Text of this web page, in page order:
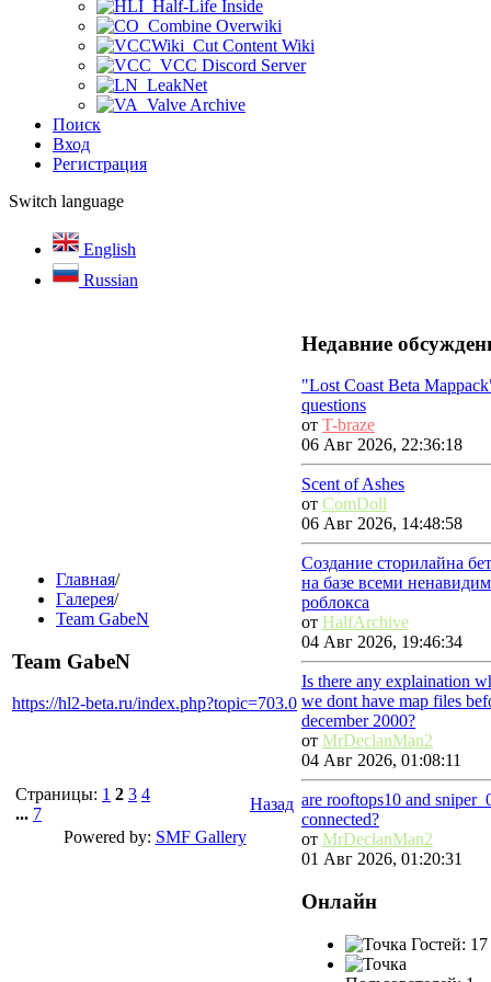
Half-Life Inside
Combine Overwiki
Cut Content Wiki
VCC Discord Server
LeakNet
Valve Archive
Поиск
Вход
Регистрация
Switch language
English
Russian
Главная/
Галерея/
Team GabeN
Team GabeN
https://hl2-beta.ru/index.php?topic=703.0
Страницы: 1 2 3 4
... 7
Назад
Powered by: SMF Gallery
Недавние
"Lost Coast Beta
questions
от T-braze
06 Авг 2026, 22:36:18
Scent of Ashes
от ComDoll
06 Авг 2026, 14:48:58
Создание сторилайна
на базе всеми
роблокса
от HalfArchive
04 Авг 2026, 19:46:34
Is there any explaination
we dont have map files
december 2000?
от MrDeclanMan2
04 Авг 2026, 01:08:11
are rooftops10 and
connected?
от MrDeclanMan2
01 Авг 2026, 01:20:31
Онлайн
Гостей: 17